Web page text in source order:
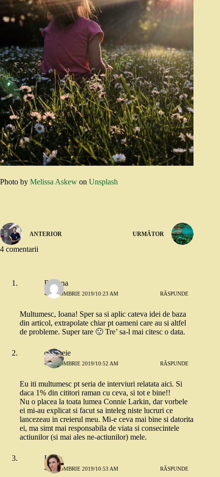
Photo by Melissa Askew on Unsplash
ANTERIOR URMĂTOR
4 comentarii
Roxana
4 OCTOMBRIE 2019/10:23 AM RĂSPUNDE
Multumesc, Ioana! Sper sa si aplic cateva idei de baza
din articol, extrapolate chiar pt oameni care au si altfel
de probleme. Super tare 🙂 Tre’ sa-l mai citesc o data.
o femeie
4 OCTOMBRIE 2019/10:52 AM RĂSPUNDE
Eu iti multumesc pt seria de interviuri relatata aici. Si
daca 1% din cititori raman cu ceva, si tot e bine!!
Nu o placea la toata lumea Connie Larkin, dar vorbele
ei mi-au explicat si facut sa inteleg niste lucruri ce
lancezeau in creierul meu. Mi-e ceva mai bine si datorita
ei, ma simt mai responsabila de viata si consecintele
actiunilor (si mai ales ne-actiunilor) mele.
Laura
4 OCTOMBRIE 2019/10:53 AM RĂSPUNDE